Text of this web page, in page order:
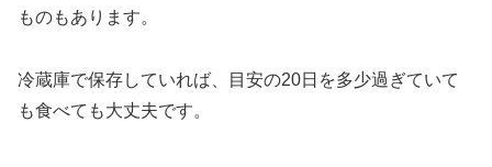
ものもあります。
冷蔵庫で保存していれば、目安の20日を多少過ぎていて
も食べても大丈夫です。